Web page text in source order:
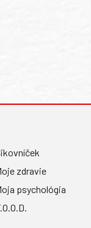
zdravie
psychológia